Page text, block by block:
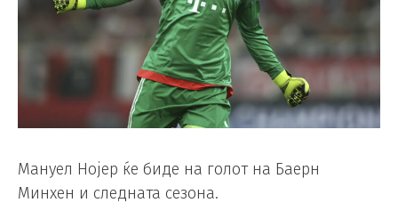
Мануел Нојер ќе биде на голот на Баерн
Минхен и следната сезона.